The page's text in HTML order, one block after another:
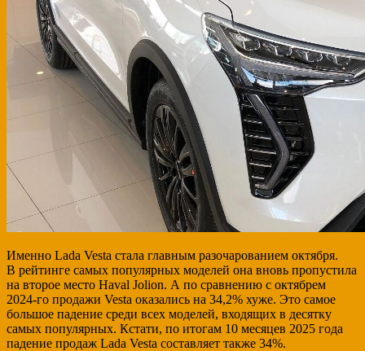
Именно Lada Vesta стала главным разочарованием октября.
В рейтинге самых популярных моделей она вновь пропустила
на второе место Haval Jolion. А по сравнению с октябрем
2024-го продажи Vesta оказались на 34,2% хуже. Это самое
большое падение среди всех моделей, входящих в десятку
самых популярных. Кстати, по итогам 10 месяцев 2025 года
падение продаж Lada Vesta составляет также 34%.